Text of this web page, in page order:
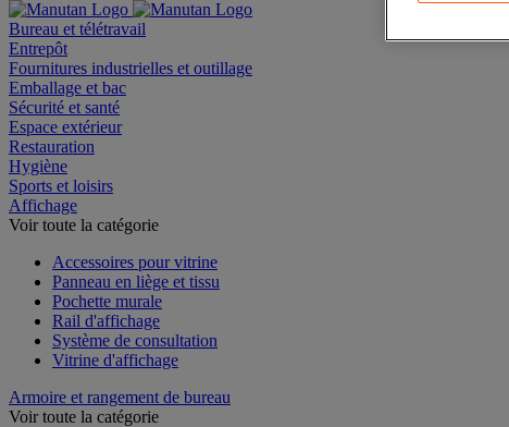
Bureau et télétravail
Entrepôt
Fournitures industrielles et outillage
Emballage et bac
Sécurité et santé
Espace extérieur
Restauration
Hygiène
Sports et loisirs
Affichage
Voir toute la catégorie
Accessoires pour vitrine
Panneau en liège et tissu
Pochette murale
Rail d'affichage
Système de consultation
Vitrine d'affichage
Armoire et rangement de bureau
Voir toute la catégorie